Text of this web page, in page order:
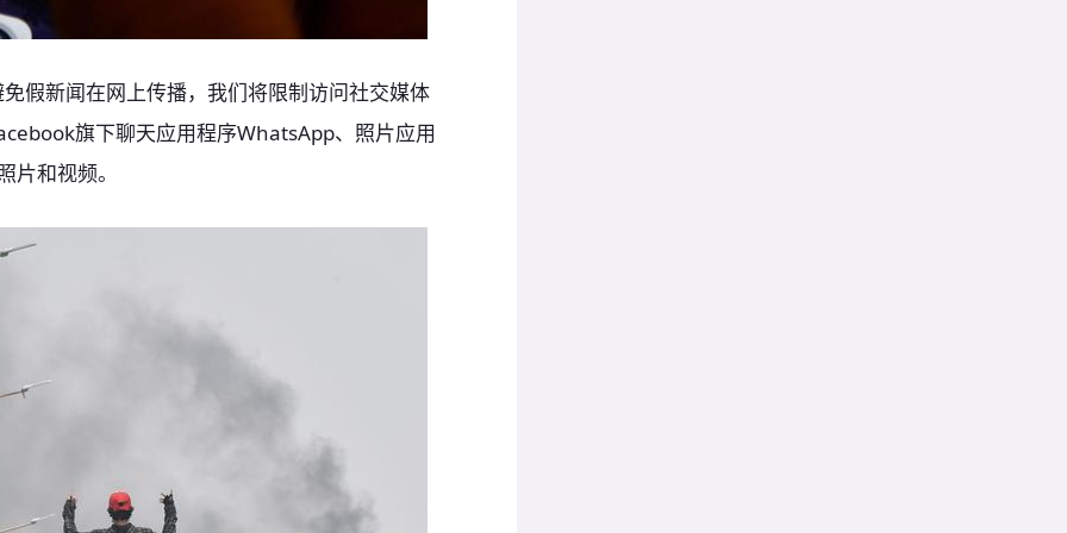
假新闻在网上传播，我们将限制访问社交媒体
旗下聊天应用程序WhatsApp、照片应用
和视频。